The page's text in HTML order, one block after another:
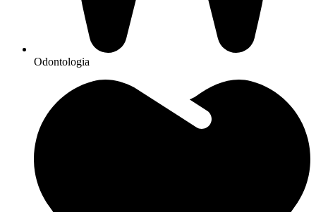
Odontologia